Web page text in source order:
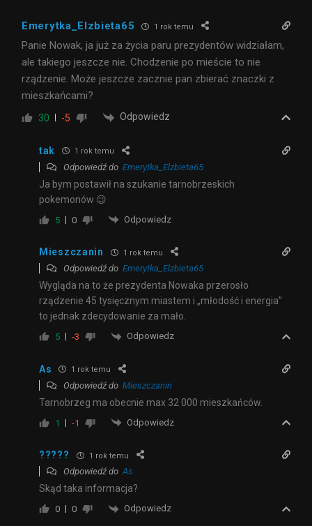
Emerytka_Elzbieta65 1 rok temu
Panie Nowak, ja już za życia paru prezydentów widziałam,
ale takiego jeszcze nie. Chodzenie po mieście to nie
rządzenie. Może jeszcze zacznie pan zbierać znaczki z
mieszkańcami?
30 -5 Odpowiedz
tak 1 rok temu
Odpowiedź do Emerytka_Elzbieta65
Ja bym postawił na szukanie tarnobrzeskich
pokemonów 😉
5 0 Odpowiedz
Mieszczanin 1 rok temu
Odpowiedź do Emerytka_Elzbieta65
Wygląda na to że prezydenta Nowaka przerosło
rządzenie 45 tysięcznym miastem i „młodość i energia”
to jednak zdecydowanie za mało.
5 -3 Odpowiedz
As 1 rok temu
Odpowiedź do Mieszczanin
Tarnobrzeg ma obecnie max 32 000 mieszkańców.
1 -1 Odpowiedz
????? 1 rok temu
Odpowiedź doAs
Skąd taka informacja?
0 0 Odpowiedz